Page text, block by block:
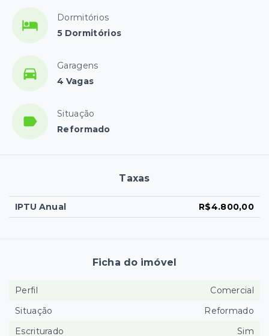
Dormitórios
5 Dormitórios
Garagens
4 Vagas
Situação
Reformado
Taxas
IPTU Anual R$4.800,00
Ficha do imóvel
Perfil
Comercial
Situação
Reformado
Escriturado
Sim